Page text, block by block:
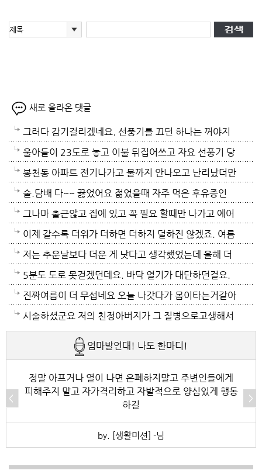
새로 올라온 댓글
그러다 감기걸리겠네요. 선풍기를 끄던 하나는 꺼야지
요. 여름철 실내 적정온도가 26로 알고있는데 너무 낮
게 설정해놓고 사네요. 전기세도 많이나오겠네요.
울아들이 23도로 놓고 이불 뒤집어쓰고 자요 선풍기 당
연 틀어져있고 에휴
봉천동 아파트 전기나가고 물까지 안나오고 난리났더만
요. 어제 뉴스나오데요.진짜지 이젠 여름이 살기 더 힘
들걸로 보이네요. 다들 에어컨 밤새 돌리고하니요. 저는
12시부터 밤 열시까지만 돌리고 에어컨끄고 선풍기 두
대로 교대로 키고 자네요.
술.담배 다~~ 끓었어요 젊었을때 자주 먹은 후유증인
가? 나이먹어서 생고생중 입니다 ㅠㅠㅠㅠ
그나마 출근않고 집에 있고 꼭 필요 할때만 나가고 에어
컨 켜고 있으니 그나마 잘 견디고 있네요 이렇게 에어컨
이 가열되면 지구 온도는 더 올라 갈 것이고 전력은 더
모자날것이고 악순환이죠 그러게요 이제는 변압기 과부
하로 정전이 될까봐 제일 무섭기도 합니다
이제 갈수록 더위가 더하면 더하지 덜하진 않겠죠. 여름
만 없음 좋겠어요. 여름이 무서워요.ㅎ 겨울엔 추움 옷
이래도 껴입고 집에 가만있음 되는데 ..여름은 집을나가
기가 겁나요. 장대비가 한바탕 퍼부움 좋겠네요.
저는 추운날보다 더운 게 낫다고 생각했었는데 올해 더
위는 난생처음 겪는 거라 적응이 안되네요. 제발 비가 쏟
아져서 기온이 내려가면 좋겠어요.
5분도 도로 못걷겠던데요. 바닥 열기가 대단하던걸요.
지하도로 들어가서 병원근처서 또다시 지상으로 올라와
병원갔네요. 두군데를 가느라고 어제그랬죠. 엔간하면
밖에 나가지마요. 쓰러져요.ㅎ쿠팡에서 배달시키고 집
에있는걸로 저도 해결하네요. 처서가 23일이네요. 비좀
왔음 좋겠어요.근대 당분간 비소식이 없더라구요. 내일
부터 중부지방은 더위가 좀 주춤한다 일기예보서 그러
나 몰라요. 서울 봉천동 아파트엔 전기나가고 물도안나
진짜여름이 더 무섭네요 오늘 나갓다가 몸이타는거같아
택시타고 왔어요 당분간 안나가야겠어요 처서가 되면
햇빛도 덜따갑고 더위도 한풀꺽이던데 이러다가 여름나
라로 변할수도 있겠어요 쿠팡에 바람나오는 팬달린 조
끼팔던데 그거는 오래는 사용이안되겠지요 태풍이라도
불어 이 열기를 식혀주먼 좋겠어요 살다가 태풍기다리
시술하셨군요 저의 친정아버지가 그 질병으로고생해서
저도 좀 압니다 남자들이 나이먹음 잘 걸리는병이죠 여
자들이 방광염에 자주 걸리듯이 그병도 재발이 잦은편
이여서 조심하셔야 할거에요 남편분 술 좋아하시나요
보통 술많이 드시는분이 오는 질병인데 저의 아버지가
엄마발언대! 나도 한마디!
정말 아프거나 열이 나면 은폐하지말고 주변인들에게
피해주지 말고 자가격리하고 자발적으로 양심있게 행동
하길
by. [생활미션] -님